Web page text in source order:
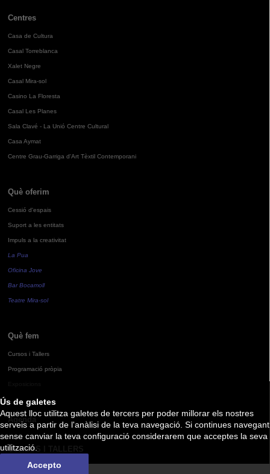
Ús de galetes
Aquest lloc utilitza galetes de tercers per poder millorar els nostres
serveis a partir de l'anàlisi de la teva navegació. Si continues navegant
sense canviar la teva configuració considerarem que acceptes la seva
utilització.
Accepto
Centres
Casa de Cultura
Casal Torreblanca
Xalet Negre
Casal Mira-sol
Casino La Floresta
Casal Les Planes
Sala Clavé - La Unió Centre Cultural
Casa Aymat
Centre Grau-Garriga d'Art Tèxtil Contemporani
Què oferim
Cessió d'espais
Suport a les entitats
Impuls a la creativitat
La Pua
Oficina Jove
Bar Bocamoll
Teatre Mira-sol
Què fem
Cursos i Tallers
Programació pròpia
Agenda
CURSOS I TALLERS